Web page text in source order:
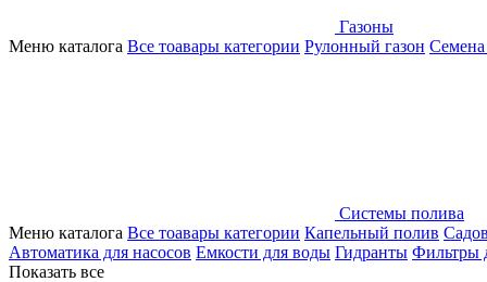
Газоны
Меню каталога Все тоавары категории Рулонный газон Семена
Системы полива
Меню каталога Все тоавары категории Капельный полив
Автоматика для насосов Емкости для воды Гидранты Фильтры
Показать все